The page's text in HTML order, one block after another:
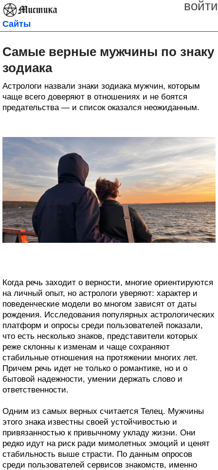
войти
Сайты
Самые верные мужчины по знаку
зодиака
Астрологи назвали знаки зодиака мужчин, которым
чаще всего доверяют в отношениях и не боятся
предательства — и список оказался неожиданным.
Когда речь заходит о верности, многие ориентируются
на личный опыт, но астрологи уверяют: характер и
поведенческие модели во многом зависят от даты
рождения. Исследования популярных астрологических
платформ и опросы среди пользователей показали,
что есть несколько знаков, представители которых
реже склонны к изменам и чаще сохраняют
стабильные отношения на протяжении многих лет.
Причем речь идет не только о романтике, но и о
бытовой надежности, умении держать слово и
ответственности.
Одним из самых верных считается Телец. Мужчины
этого знака известны своей устойчивостью и
привязанностью к привычному укладу жизни. Они
редко идут на риск ради мимолетных эмоций и ценят
стабильность выше страсти. По данным опросов
среди пользователей сервисов знакомств, именно